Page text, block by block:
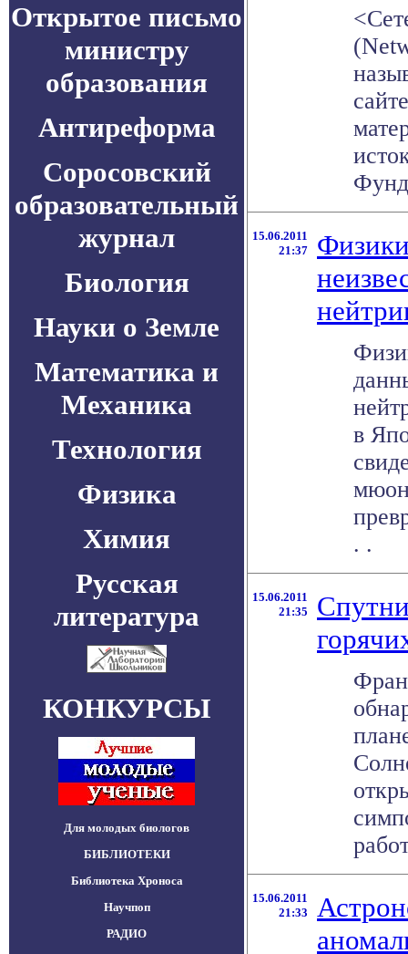
Открытое письмо
министру
образования
Антиреформа
Соросовский
образовательный
журнал
Биология
Науки о Земле
Математика и
Механика
Технология
Физика
Химия
Русская
литература
КОНКУРСЫ
Для молодых биологов
БИБЛИОТЕКИ
Библиотека Хроноса
Научпоп
РАДИО
15.06.2011
21:37
в
. .
15.06.2011
21:35
15.06.2011
21:33